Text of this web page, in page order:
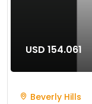
USD 154.061
Beverly Hills